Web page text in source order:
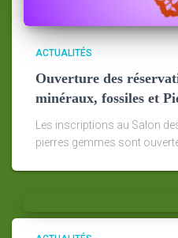
ACTUALITÉS
Ouverture des
minéraux, fossiles et
Les inscriptions au Salon
pierres gemmes sont